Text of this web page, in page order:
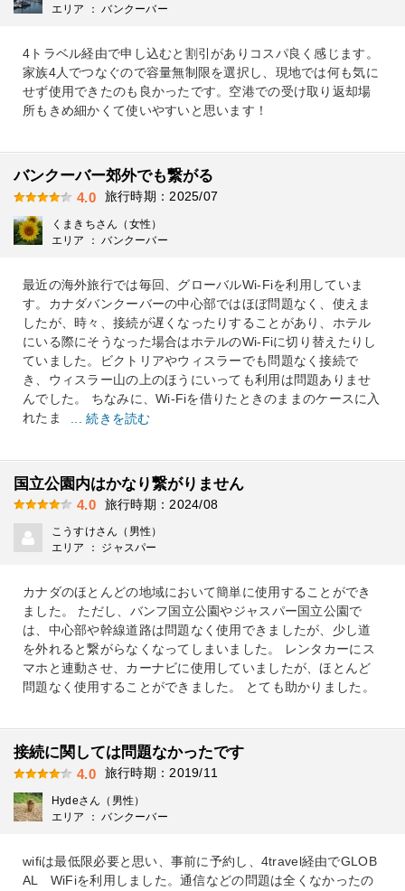
エリア ： バンクーバー
4トラベル経由で申し込むと割引がありコスパ良く感じます。
家族4人でつなぐので容量無制限を選択し、現地では何も気に
せず使用できたのも良かったです。空港での受け取り返却場
所もきめ細かくて使いやすいと思います！
バンクーバー郊外でも繋がる
4.0 旅行時期：2025/07
くまきちさん（女性）
エリア ： バンクーバー
最近の海外旅行では毎回、グローバルWi-Fiを利用していま
す。カナダバンクーバーの中心部ではほぼ問題なく、使えま
したが、時々、接続が遅くなったりすることがあり、ホテル
にいる際にそうなった場合はホテルのWi-Fiに切り替えたりし
ていました。ビクトリアやウィスラーでも問題なく接続で
き、ウィスラー山の上のほうにいっても利用は問題ありませ
んでした。 ちなみに、Wi-Fiを借りたときのままのケースに入
れたま
... 続きを読む
国立公園内はかなり繋がりません
4.0 旅行時期：2024/08
こうすけさん（男性）
エリア ： ジャスパー
カナダのほとんどの地域において簡単に使用することができ
ました。 ただし、バンフ国立公園やジャスパー国立公園で
は、中心部や幹線道路は問題なく使用できましたが、少し道
を外れると繋がらなくなってしまいました。 レンタカーにス
マホと連動させ、カーナビに使用していましたが、ほとんど
問題なく使用することができました。 とても助かりました。
接続に関しては問題なかったです
4.0 旅行時期：2019/11
Hydeさん（男性）
エリア ： バンクーバー
wifiは最低限必要と思い、事前に予約し、4travel経由でGLOB
AL WiFiを利用しました。通信などの問題は全くなかったの